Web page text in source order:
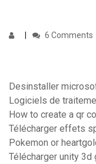
6 Comments
Desinstaller
Logiciels de
How to create a qr
Télécharger effets
Pokemon or
Télécharger unity 3d